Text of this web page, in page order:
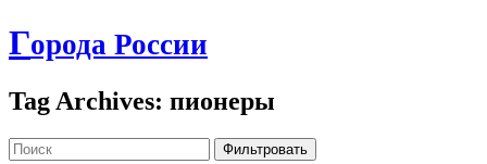
Города России
Tag Archives: пионеры
Фильтровать